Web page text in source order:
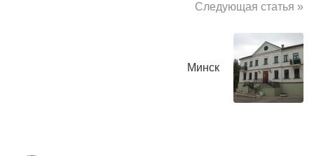
Следующая статья »
Минск